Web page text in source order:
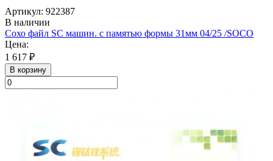
Артикул: 922387
В наличии
Сохо файл SC машин. с памятью формы 31мм 04/25 /SOСO
Цена:
1 617 ₽
В корзину